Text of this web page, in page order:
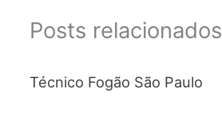
Posts relacionados
Técnico Fogão São Paulo